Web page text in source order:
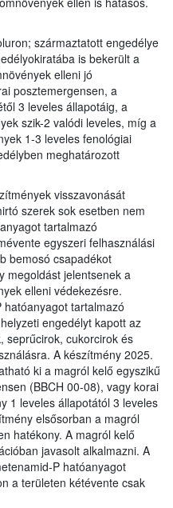
származtatott engedélye
is bekerült a
elleni jó
posztemergensen, a
3 leveles állapotáig, a
szik-2 valódi leveles, míg a
1-3 leveles fenológiai
meghatározott
visszavonását
szerek sok esetben nem
tartalmazó
egyszeri felhasználási
bemosó csapadékot
megoldást jelentsenek a
elleni védekezésre.
tartalmazó
engedélyt kapott az
seprűcirok, cukorcirok és
A készítmény 2025.
ki a magról kelő egyszikű
(BBCH 00-08), vagy korai
1 leveles állapotától 3 leveles
elsősorban a magról
hatékony. A magról kelő
javasolt alkalmazni. A
P hatóanyagot
a területen kétévente csak